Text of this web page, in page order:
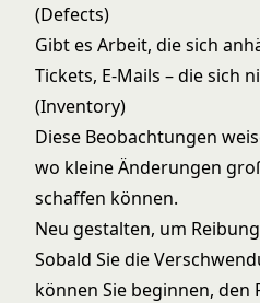
(Defects)
Gibt es Arbeit, die sich
Tickets, E-Mails – die sich
(Inventory)
Diese Beobachtungen
wo kleine Änderungen
schaffen können.
Neu gestalten, um
Sobald Sie die
können Sie beginnen, den